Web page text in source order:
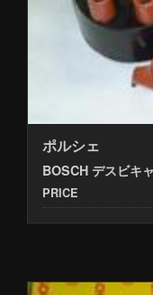
ポルシェ
BOSCH デスビキ
PRICE